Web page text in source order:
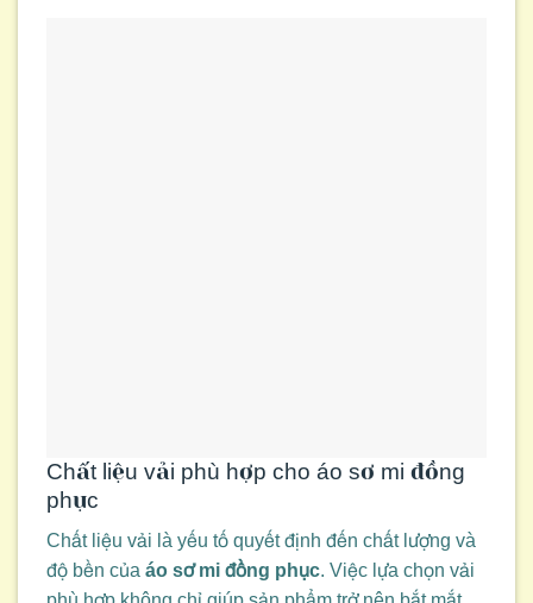
Chất liệu vải phù hợp cho áo sơ mi đồng
phục
Chất liệu vải là yếu tố quyết định đến chất lượng và
độ bền của áo sơ mi đồng phục. Việc lựa chọn vải